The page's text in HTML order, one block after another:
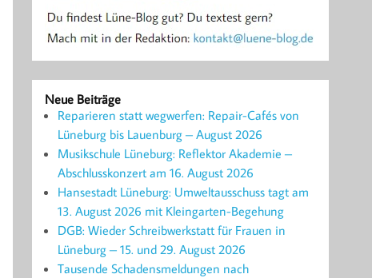
Neue Beiträge
Reparieren statt wegwerfen: Repair-Cafés von
Lüneburg bis Lauenburg – August 2026
Musikschule Lüneburg: Reflektor Akademie –
Abschlusskonzert am 16. August 2026
Hansestadt Lüneburg: Umweltausschuss tagt am
13. August 2026 mit Kleingarten-Begehung
DGB: Wieder Schreibwerkstatt für Frauen in
Lüneburg – 15. und 29. August 2026
Tausende Schadensmeldungen nach